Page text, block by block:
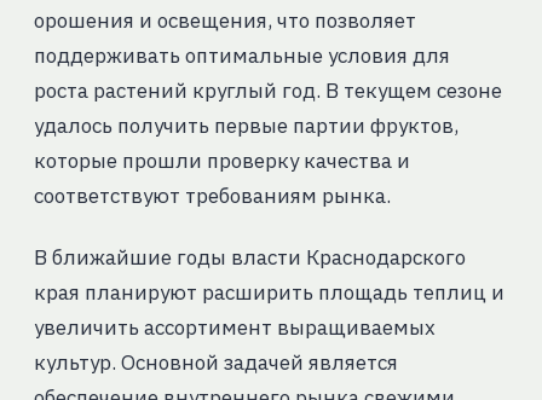
орошения и освещения, что позволяет
поддерживать оптимальные условия для
роста растений круглый год. В текущем сезоне
удалось получить первые партии фруктов,
которые прошли проверку качества и
соответствуют требованиям рынка.
В ближайшие годы власти Краснодарского
края планируют расширить площадь теплиц и
увеличить ассортимент выращиваемых
культур. Основной задачей является